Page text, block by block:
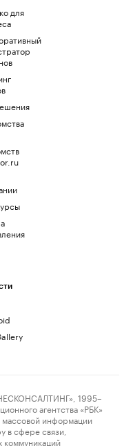
для
1995–
агентства «РБК»
массовой информации
в сфере связи,
коммуникаций